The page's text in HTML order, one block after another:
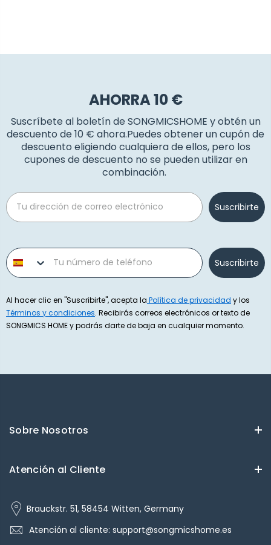
AHORRA 10 €
Suscríbete al boletín de SONGMICSHOME y obtén un
descuento de 10 € ahora.Puedes obtener un cupón de
descuento eligiendo cualquiera de ellos, pero los
cupones de descuento no se pueden utilizar en
combinación.
Email
Suscribirte
Phone number
Suscribirte
Al hacer clic en "Suscribirte", acepta la Política de privacidad y los
Términos y condiciones. Recibirás correos electrónicos or texto de
SONGMICS HOME y podrás darte de baja en cualquier momento.
Sobre Nosotros
Atención al Cliente
Brauckstr. 51, 58454 Witten, Germany
Atención al cliente: support@songmicshome.es